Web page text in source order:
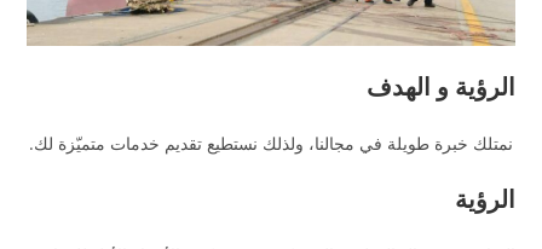
الرؤية و الهدف
نمتلك خبرة طويلة في مجالنا، ولذلك نستطيع تقديم خدمات متميّزة لك.
الرؤية